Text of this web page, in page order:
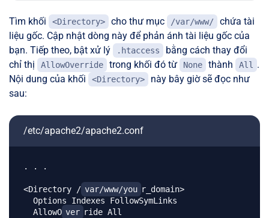
Tìm khối <Directory> cho thư mục /var/www/
chứa tài
liệu gốc. Cập nhật dòng này để phản ánh tài liệu gốc của
bạn. Tiếp theo, bật xử lý
.htaccess
bằng cách thay đổi
chỉ thị
AllowOverride trong khối đó từ None thành All
.
Nội dung của khối
<Directory>
này bây giờ sẽ đọc như
sau:
/etc/apache2/apache2.conf
. . .
<Directory / var/www/you r_domain>
  AllowO
ver ride All